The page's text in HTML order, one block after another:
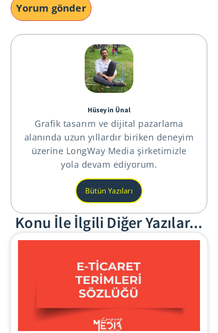
Alternative:
Hüseyin Ünal
Grafik tasarım ve dijital pazarlama
alanında uzun yıllardır biriken deneyim
üzerine LongWay Media şirketimizle
yola devam ediyorum.
Bütün Yazıları
Konu İle İlgili Diğer Yazılar...